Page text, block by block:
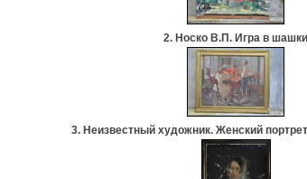
2. Носко В.П. Игра в шашки
3. Неизвестный художник. Женский